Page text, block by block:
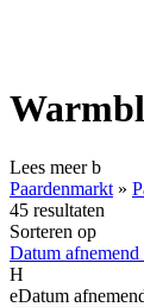
Lees meerb
Paardenmarkt »
45 resultaten
Sorteren op
Datum afnemend
H
eDatum